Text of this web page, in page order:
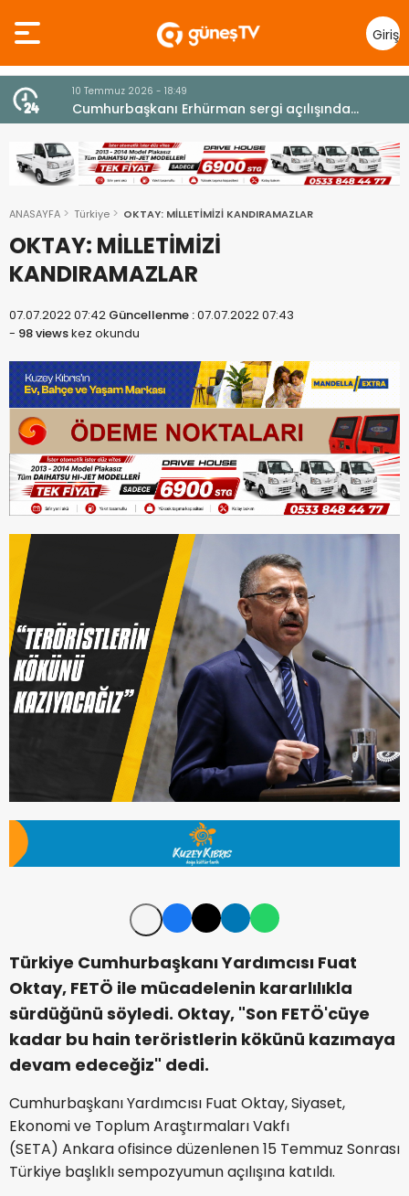
Giriş
Yap
10 Temmuz 2026 - 18:49
Cumhurbaşkanı Erhürman sergi açılışında
fenalaşarak hastaneye kaldırıldı
ANASAYFA Türkiye OKTAY: MİLLETİMİZİ KANDIRAMAZLAR
OKTAY: MİLLETİMİZİ
KANDIRAMAZLAR
07.07.2022 07:42 Güncellenme :07.07.2022 07:43
- 98 viewskez okundu
Türkiye Cumhurbaşkanı Yardımcısı Fuat
Oktay, FETÖ ile mücadelenin kararlılıkla
sürdüğünü söyledi. Oktay, "Son FETÖ'cüye
kadar bu hain teröristlerin kökünü kazımaya
devam edeceğiz" dedi.
Cumhurbaşkanı Yardımcısı Fuat Oktay, Siyaset,
Ekonomi ve Toplum Araştırmaları Vakfı
(SETA) Ankara ofisince düzenlenen 15 Temmuz Sonrası
Türkiye başlıklı sempozyumun açılışına katıldı.